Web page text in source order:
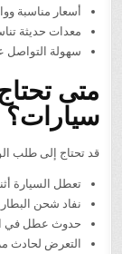
أسعار مناسبة
معدات حديثة
سهولة التواصل
متى
سيارات؟
قد تحتاج إلى طلب
تعطل السيارة
نفاد شحن
حدوث عطل في
التعرض لحادث